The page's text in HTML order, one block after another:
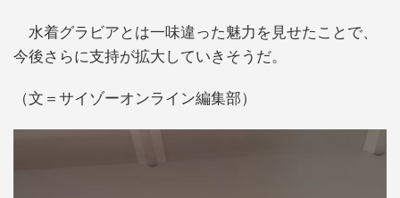
水着グラビアとは一味違った魅力を見せたことで、
今後さらに支持が拡大していきそうだ。
（文＝サイゾーオンライン編集部）